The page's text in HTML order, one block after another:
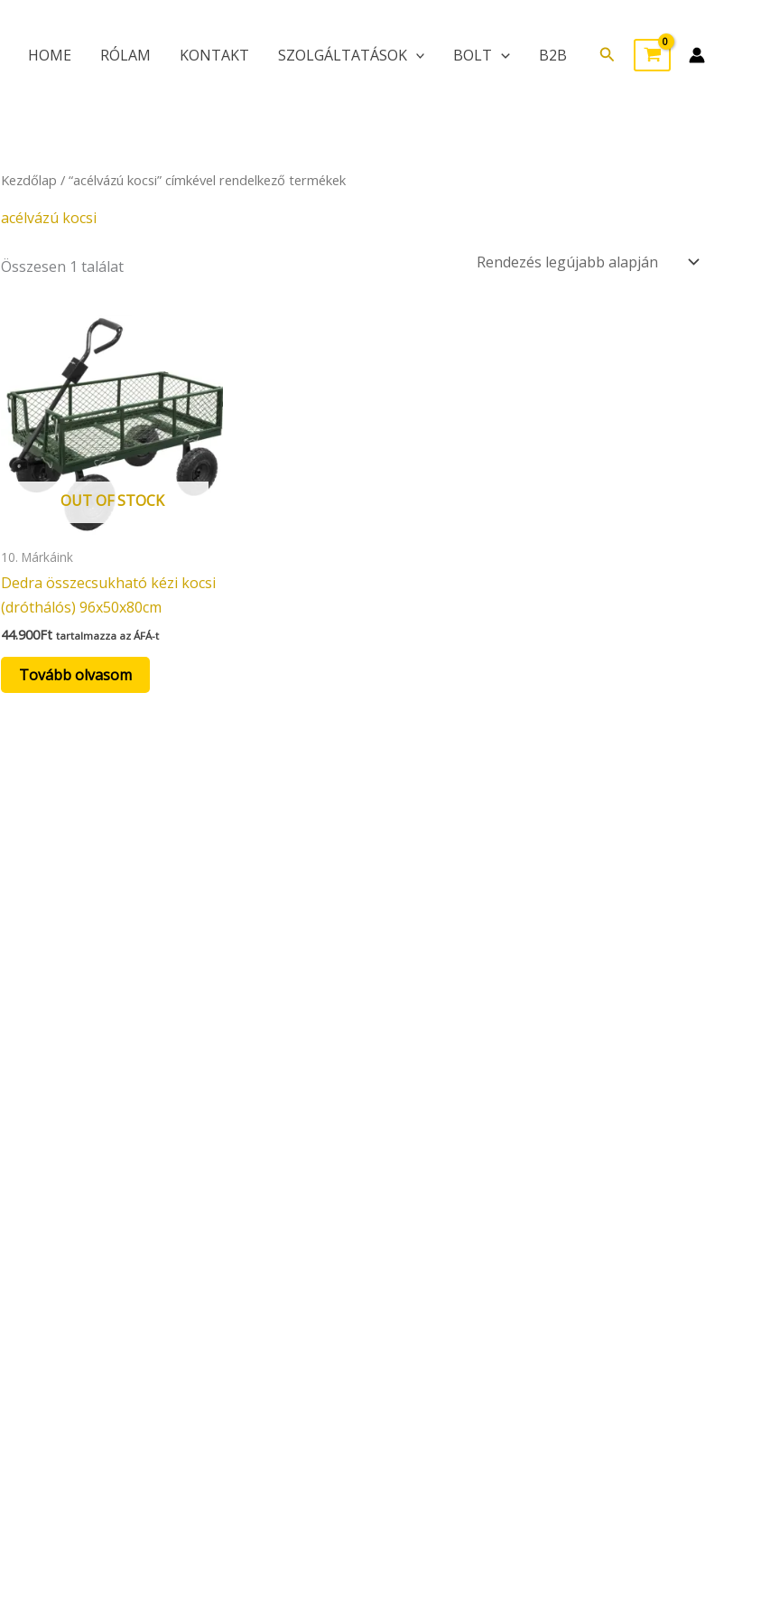
HOME RÓLAM KONTAKT SZOLGÁLTATÁSOK BOLT B2B Search
Kezdőlap / “acélvázú kocsi” címkével rendelkező termékek
acélvázú kocsi
Összesen 1 találat
OUT OF STOCK
10. Márkáink
Dedra összecsukható kézi kocsi
(dróthálós) 96x50x80cm
44.900Ft tartalmazza az ÁFÁ-t
Tovább olvasom